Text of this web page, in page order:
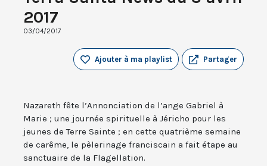
2017
03/04/2017
Partager
Ajouter à ma playlist
Nazareth fête l’Annonciation de l’ange Gabriel à
Marie ; une journée spirituelle à Jéricho pour les
jeunes de Terre Sainte ; en cette quatrième semaine
de carême, le pèlerinage franciscain a fait étape au
sanctuaire de la Flagellation.